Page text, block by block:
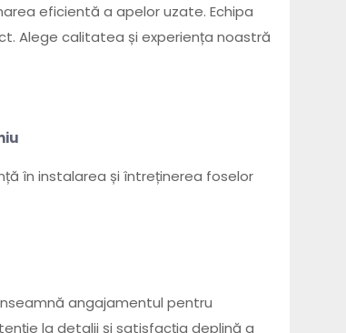
eficientă a apelor uzate. Echipa
Alege calitatea și experiența noastră
în instalarea și întreținerea foselor
angajamentul pentru
la detalii și satisfacția deplină a